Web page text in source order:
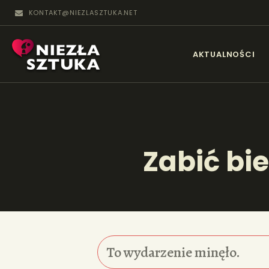
KONTAKT@NIEZLASZTUKA.NET
AKTUALNOŚCI
Zabić
To wydarzenie minęło.